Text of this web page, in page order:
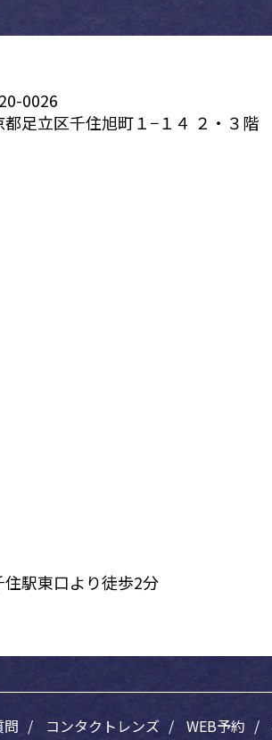
0026
都足立区千住旭町１−１４ ２・３階
住駅東口より徒歩2分
問 コンタクトレンズ WEB予約